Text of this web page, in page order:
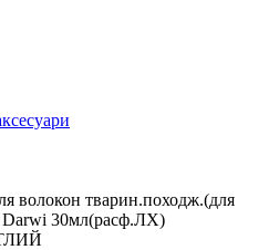
волокон тварин.походж.(для
Darwi 30мл(расф.ЛХ)